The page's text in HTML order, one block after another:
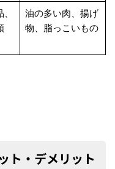
油の多い肉、揚げ
物、脂っこいもの
ト・デメリット